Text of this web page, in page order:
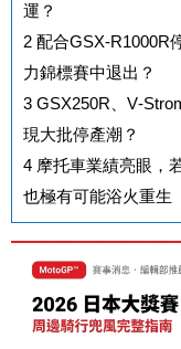
運？
2 配合GSX-R1000R
力錦標賽中退出？
3 GSX250R、
現大批停產潮？
4 摩托車業績亮眼，
也極有可能浴火重生